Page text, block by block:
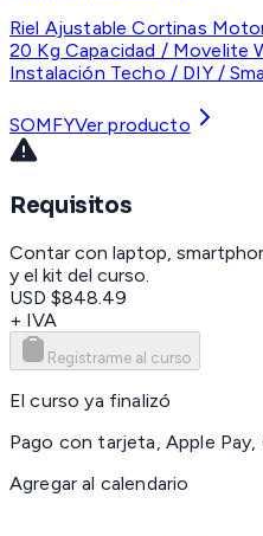
Riel Ajustable Cortinas
20 Kg Capacidad / Movelite
Instalación Techo / DIY /
SOMFYVer producto
Requisitos
Contar con laptop,
y el kit del curso.
USD $848.49
+ IVA
Registrarme al curso
El curso ya finalizó
Pago con tarjeta, Apple Pay,
Agregar al calendario